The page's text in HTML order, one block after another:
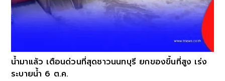
น้ำมาแล้ว เตือนด่วนที่สุดชาวนนทบุรี ยกของขึ้นที่สูง เร่ง
ระบายน้ำ 6 ต.ค.